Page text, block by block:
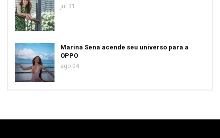
jul 31
Marina Sena acende seu universo para a
OPPO
ago 04